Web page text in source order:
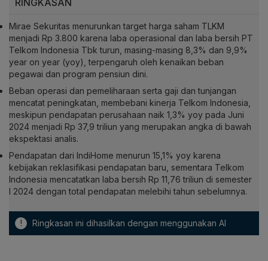
Mirae Sekuritas menurunkan target harga saham TLKM
menjadi Rp 3.800 karena laba operasional dan laba bersih PT
Telkom Indonesia Tbk turun, masing-masing 8,3% dan 9,9%
year on year (yoy), terpengaruh oleh kenaikan beban
pegawai dan program pensiun dini.
Beban operasi dan pemeliharaan serta gaji dan tunjangan
mencatat peningkatan, membebani kinerja Telkom Indonesia,
meskipun pendapatan perusahaan naik 1,3% yoy pada Juni
2024 menjadi Rp 37,9 triliun yang merupakan angka di bawah
ekspektasi analis.
Pendapatan dari IndiHome menurun 15,1% yoy karena
kebijakan reklasifikasi pendapatan baru, sementara Telkom
Indonesia mencatatkan laba bersih Rp 11,76 triliun di semester
I 2024 dengan total pendapatan melebihi tahun sebelumnya.
! Ringkasan ini dihasilkan dengan menggunakan AI